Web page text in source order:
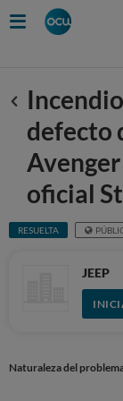
Anterior
defecto
oficial
RESUELTA
JEEP
Naturaleza del